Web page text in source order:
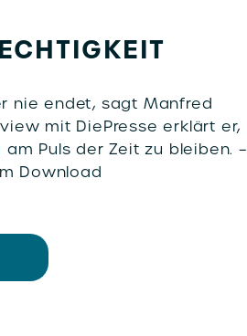
nie endet, sagt Manfred
mit DiePresse erklärt er,
Puls der Zeit zu bleiben. –
Download